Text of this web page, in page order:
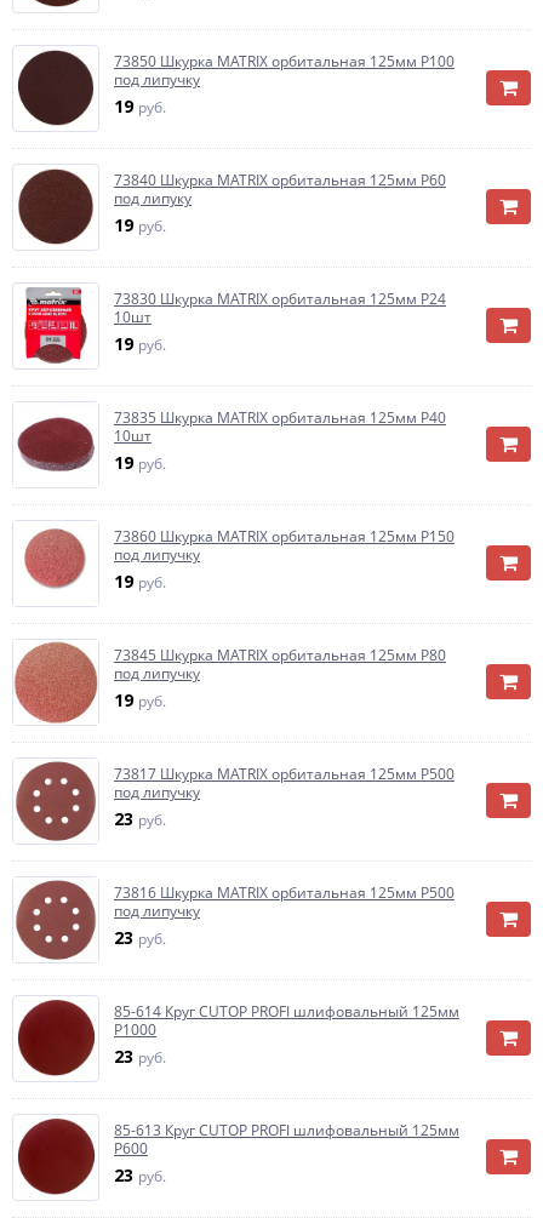
73850 Шкурка MATRIX орбитальная 125мм Р100
под липучку
19 руб.
73840 Шкурка MATRIX орбитальная 125мм Р60
под липуку
19 руб.
73830 Шкурка MATRIX орбитальная 125мм Р24
10шт
19 руб.
73835 Шкурка MATRIX орбитальная 125мм Р40
10шт
19 руб.
73860 Шкурка MATRIX орбитальная 125мм Р150
под липучку
19 руб.
73845 Шкурка MATRIX орбитальная 125мм Р80
под липучку
19 руб.
73817 Шкурка MATRIX орбитальная 125мм Р500
под липучку
23 руб.
73816 Шкурка MATRIX орбитальная 125мм Р500
под липучку
23 руб.
85-614 Круг CUTOP PROFI шлифовальный 125мм
Р1000
23 руб.
85-613 Круг CUTOP PROFI шлифовальный 125мм
Р600
23 руб.